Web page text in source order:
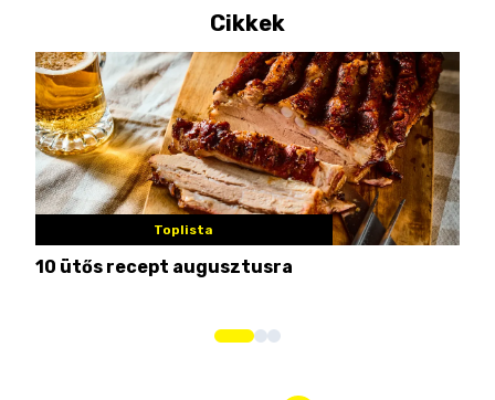
Cikkek
Toplista
10 ütős recept augusztusra